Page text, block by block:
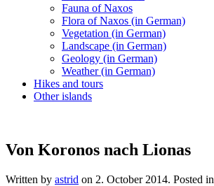
Fauna of Naxos
Flora of Naxos (in German)
Vegetation (in German)
Landscape (in German)
Geology (in German)
Weather (in German)
Hikes and tours
Other islands
Von Koronos nach Lionas
Written by astrid on 2. October 2014. Posted in